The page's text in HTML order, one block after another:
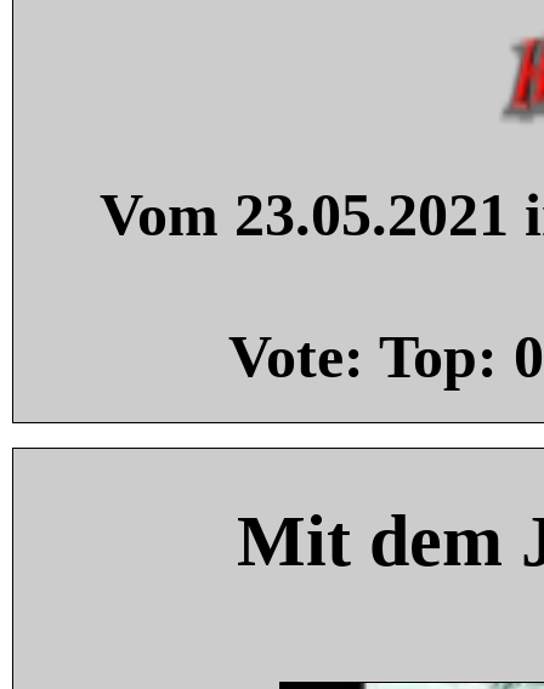
Vom
Vote: Top: 0
Mit dem